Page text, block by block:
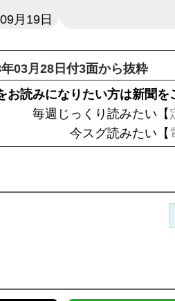
月19日
03月28日付3面から抜粋
お読みになりたい方は新聞を
毎週じっくり読みたい【
今スグ読みたい【